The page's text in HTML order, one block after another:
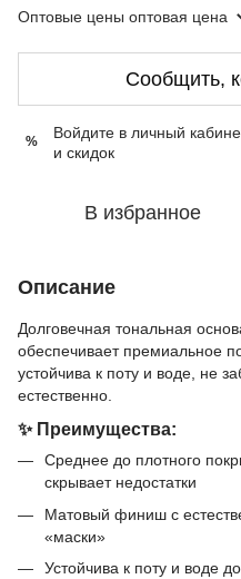
Оптовые цены оптовая цена
Сообщить,
%
Войдите в личный
и скидок
В избранное
Описание
Долговечная тональная
обеспечивает премиальное
устойчива к поту и воде, не
естественно.
✨ Преимущества:
Среднее до плотного
скрывает недостатки
Матовый финиш с
«маски»
Устойчива к поту и воде